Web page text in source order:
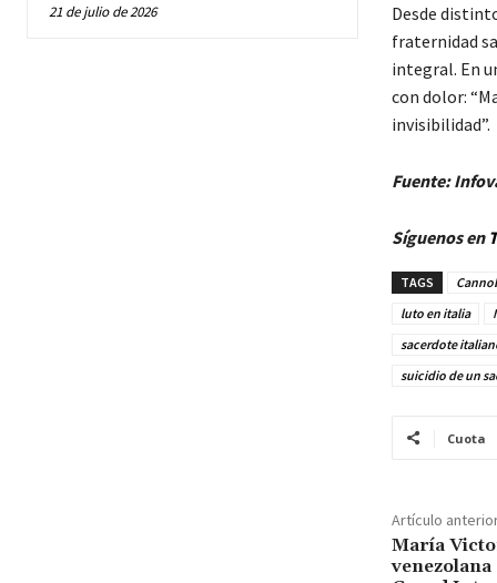
21 de julio de 2026
Desde
fraternidad
integral. En
con dolor:
invisibilidad”.
Fuente:
Síguenos en
TAGS
luto en italia
sacerdote
suicidio de un
Cuota
Artículo
María